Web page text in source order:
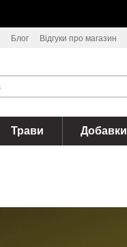
Блог Відгуки про магазин
Трави Добавки